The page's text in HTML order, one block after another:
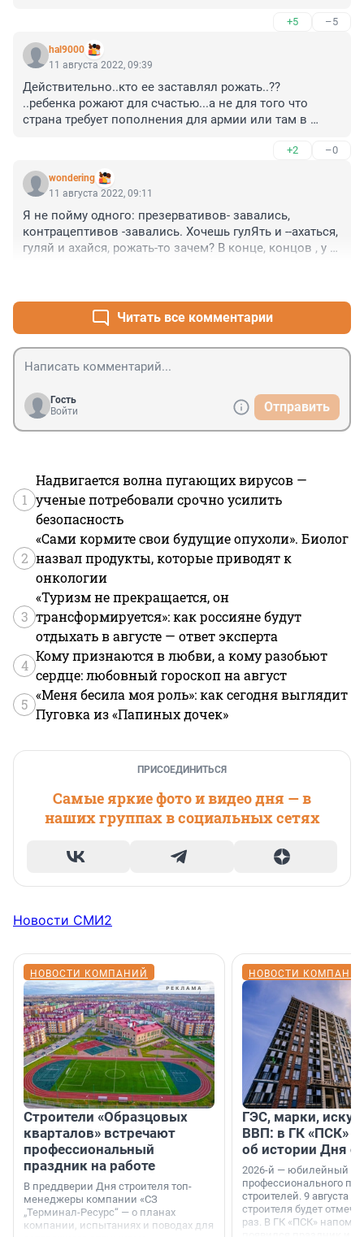
+5 –5
hal9000
11 августа 2022, 09:39
Действительно..кто ее заставлял рожать..??
..ребенка рожают для счастью...а не для того что
страна требует пополнения для армии или там в
+2 –0
wondering
11 августа 2022, 09:11
Я не пойму одного: презервативов- завались,
контрацептивов -завались. Хочешь гулЯть и --ахаться,
гуляй и ахайся, рожать-то зачем? В конце, концов , у
Читать все комментарии
Гость
Войти
Отправить
1
Надвигается волна пугающих вирусов —
ученые потребовали срочно усилить
безопасность
2
«Сами кормите свои будущие опухоли». Биолог
назвал продукты, которые приводят к
онкологии
3
«Туризм не прекращается, он
трансформируется»: как россияне будут
отдыхать в августе — ответ эксперта
4
Кому признаются в любви, а кому разобьют
сердце: любовный гороскоп на август
5
«Меня бесила моя роль»: как сегодня выглядит
Пуговка из «Папиных дочек»
ПРИСОЕДИНИТЬСЯ
Самые яркие фото и видео дня — в
наших группах в социальных сетях
Новости СМИ2
НОВОСТИ КОМПАНИЙ
Строители «Образцовых
кварталов» встречают
профессиональный
праздник на работе
В преддверии Дня строителя топ-
менеджеры компании «СЗ
„Терминал-Ресурс“ — о планах
компании, испытаниях и поводах для
НОВОСТИ
ГЭС, марки,
ВВП: в ГК «ПСК»
об истории Дня
2026-й — юбилейный
профессионального
строителей. 9 августа
строителя будет
раз. В ГК «ПСК»